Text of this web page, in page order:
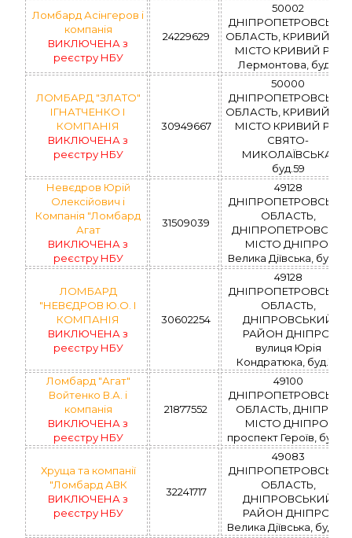
Ломбард Асінгеров і
компанія
ВИКЛЮЧЕНА з
реєстру НБУ
24229629
50002
ДНІПРОПЕТРОВСЬКА
ОБЛАСТЬ, КРИВИЙ РІГ,
МІСТО КРИВИЙ РІГ,
Лермонтова, буд.4
ЛОМБАРД "ЗЛАТО"
ІГНАТЧЕНКО І
КОМПАНІЯ
ВИКЛЮЧЕНА з
реєстру НБУ
30949667
50000
ДНІПРОПЕТРОВСЬКА
ОБЛАСТЬ, КРИВИЙ РІГ,
МІСТО КРИВИЙ РІГ,
СВЯТО-
МИКОЛАЇВСЬКА,
буд.59
Невєдров Юрій
Олексійович і
Компанія "Ломбард
Агат
ВИКЛЮЧЕНА з
реєстру НБУ
31509039
49128
ДНІПРОПЕТРОВСЬКА
ОБЛАСТЬ,
ДНІПРОПЕТРОВСЬК,
МІСТО ДНІПРО,
Велика Діївська, буд.32
ЛОМБАРД
"НЕВЄДРОВ Ю.О. І
КОМПАНІЯ
ВИКЛЮЧЕНА з
реєстру НБУ
30602254
49128
ДНІПРОПЕТРОВСЬКА
ОБЛАСТЬ,
ДНІПРОВСЬКИЙ
РАЙОН ДНІПРО,
вулиця Юрія
Кондратюка, буд.171
Ломбард "Агат"
Войтенко В.А. і
компанія
ВИКЛЮЧЕНА з
реєстру НБУ
21877552
49100
ДНІПРОПЕТРОВСЬКА
ОБЛАСТЬ, ДНІПРО,
МІСТО ДНІПРО,
проспект Героїв, буд.12
Хруща та компанії
"Ломбард АВК
ВИКЛЮЧЕНА з
реєстру НБУ
32241717
49083
ДНІПРОПЕТРОВСЬКА
ОБЛАСТЬ,
ДНІПРОВСЬКИЙ
РАЙОН ДНІПРО,
Велика Діївська, буд.36